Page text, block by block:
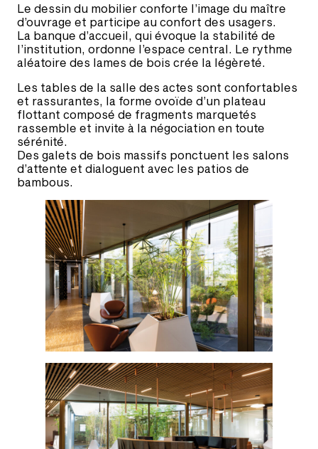
Le dessin du mobilier conforte l’image du maître
d’ouvrage et participe au confort des usagers.
La banque d’accueil, qui évoque la stabilité de
l’institution, ordonne l’espace central. Le rythme
aléatoire des lames de bois crée la légèreté.
Les tables de la salle des actes sont confortables
et rassurantes, la forme ovoïde d’un plateau
flottant composé de fragments marquetés
rassemble et invite à la négociation en toute
sérénité.
Des galets de bois massifs ponctuent les salons
d’attente et dialoguent avec les patios de
bambous.